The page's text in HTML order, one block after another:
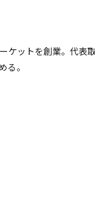
ットを創業。代表
る。